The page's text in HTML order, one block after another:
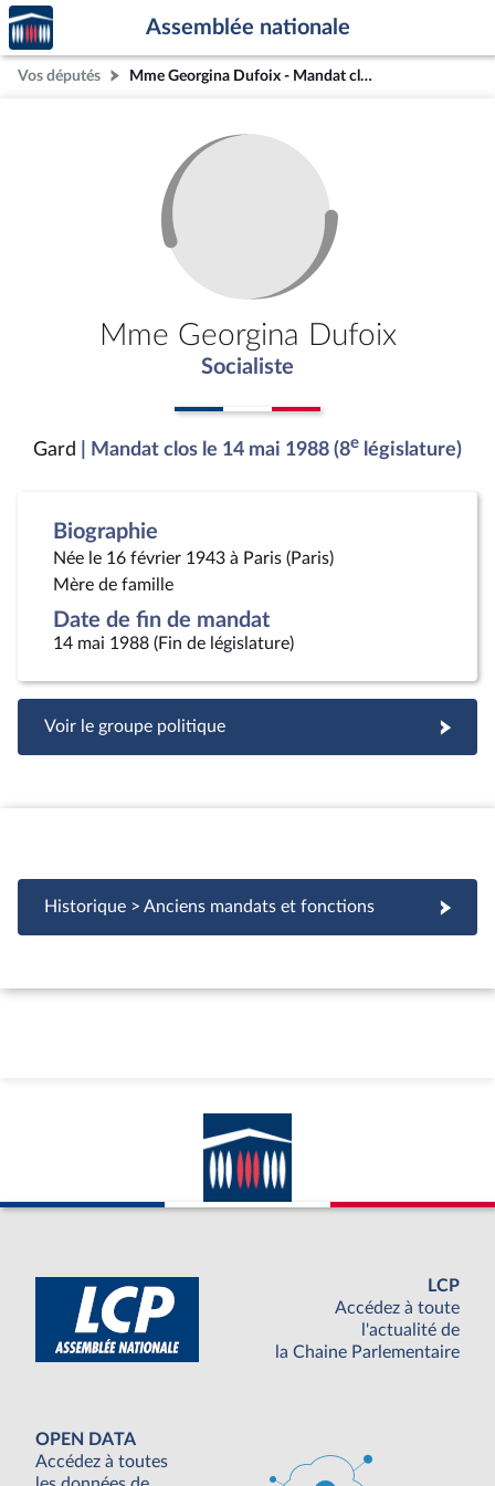
Aller au contenu
Aller en bas de la page
Accèder
à la
page
d'accueil
Assemblée nationale
Vos députés Mme Georgina Dufoix - Mandat clos - Gard
Mme Georgina Dufoix
Socialiste
Gard | Mandat clos le 14 mai 1988 (8e législature)
Biographie
Née le 16 février 1943 à Paris (Paris)
Mère de famille
Date de fin de mandat
14 mai 1988 (Fin de législature)
Voir le groupe politique
Historique > Anciens mandats et fonctions
LCP
Accédez à toute
l'actualité de
la Chaine Parlementaire
OPEN DATA
Accédez à toutes